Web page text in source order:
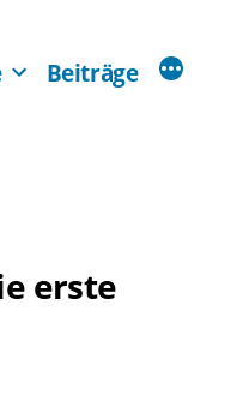
Beiträge
erste